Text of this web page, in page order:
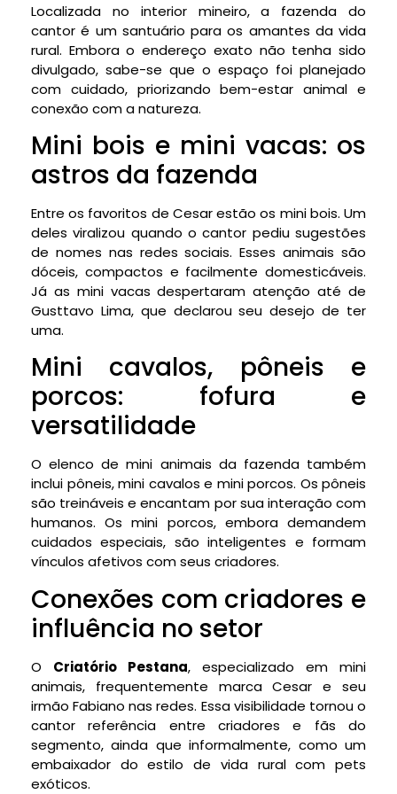
Localizada no interior mineiro, a fazenda do
cantor é um santuário para os amantes da vida
rural. Embora o endereço exato não tenha sido
divulgado, sabe-se que o espaço foi planejado
com cuidado, priorizando bem-estar animal e
conexão com a natureza.
Mini bois e mini vacas: os
astros da fazenda
Entre os favoritos de Cesar estão os mini bois. Um
deles viralizou quando o cantor pediu sugestões
de nomes nas redes sociais. Esses animais são
dóceis, compactos e facilmente domesticáveis.
Já as mini vacas despertaram atenção até de
Gusttavo Lima, que declarou seu desejo de ter
uma.
Mini cavalos, pôneis e
porcos: fofura e
versatilidade
O elenco de mini animais da fazenda também
inclui pôneis, mini cavalos e mini porcos. Os pôneis
são treináveis e encantam por sua interação com
humanos. Os mini porcos, embora demandem
cuidados especiais, são inteligentes e formam
vínculos afetivos com seus criadores.
Conexões com criadores e
influência no setor
O Criatório Pestana, especializado em mini
animais, frequentemente marca Cesar e seu
irmão Fabiano nas redes. Essa visibilidade tornou o
cantor referência entre criadores e fãs do
segmento, ainda que informalmente, como um
embaixador do estilo de vida rural com pets
exóticos.